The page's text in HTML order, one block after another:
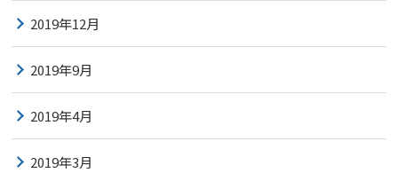
2019年12月
2019年9月
2019年4月
2019年3月